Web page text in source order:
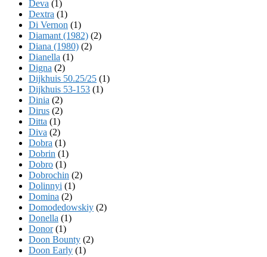
Deva (1)
Dextra (1)
Di Vernon (1)
Diamant (1982) (2)
Diana (1980) (2)
Dianella (1)
Digna (2)
Dijkhuis 50.25/25 (1)
Dijkhuis 53-153 (1)
Dinia (2)
Dirus (2)
Ditta (1)
Diva (2)
Dobra (1)
Dobrin (1)
Dobro (1)
Dobrochin (2)
Dolinnyi (1)
Domina (2)
Domodedowskiy (2)
Donella (1)
Donor(1)
Doon Bounty (2)
Doon Early (1)